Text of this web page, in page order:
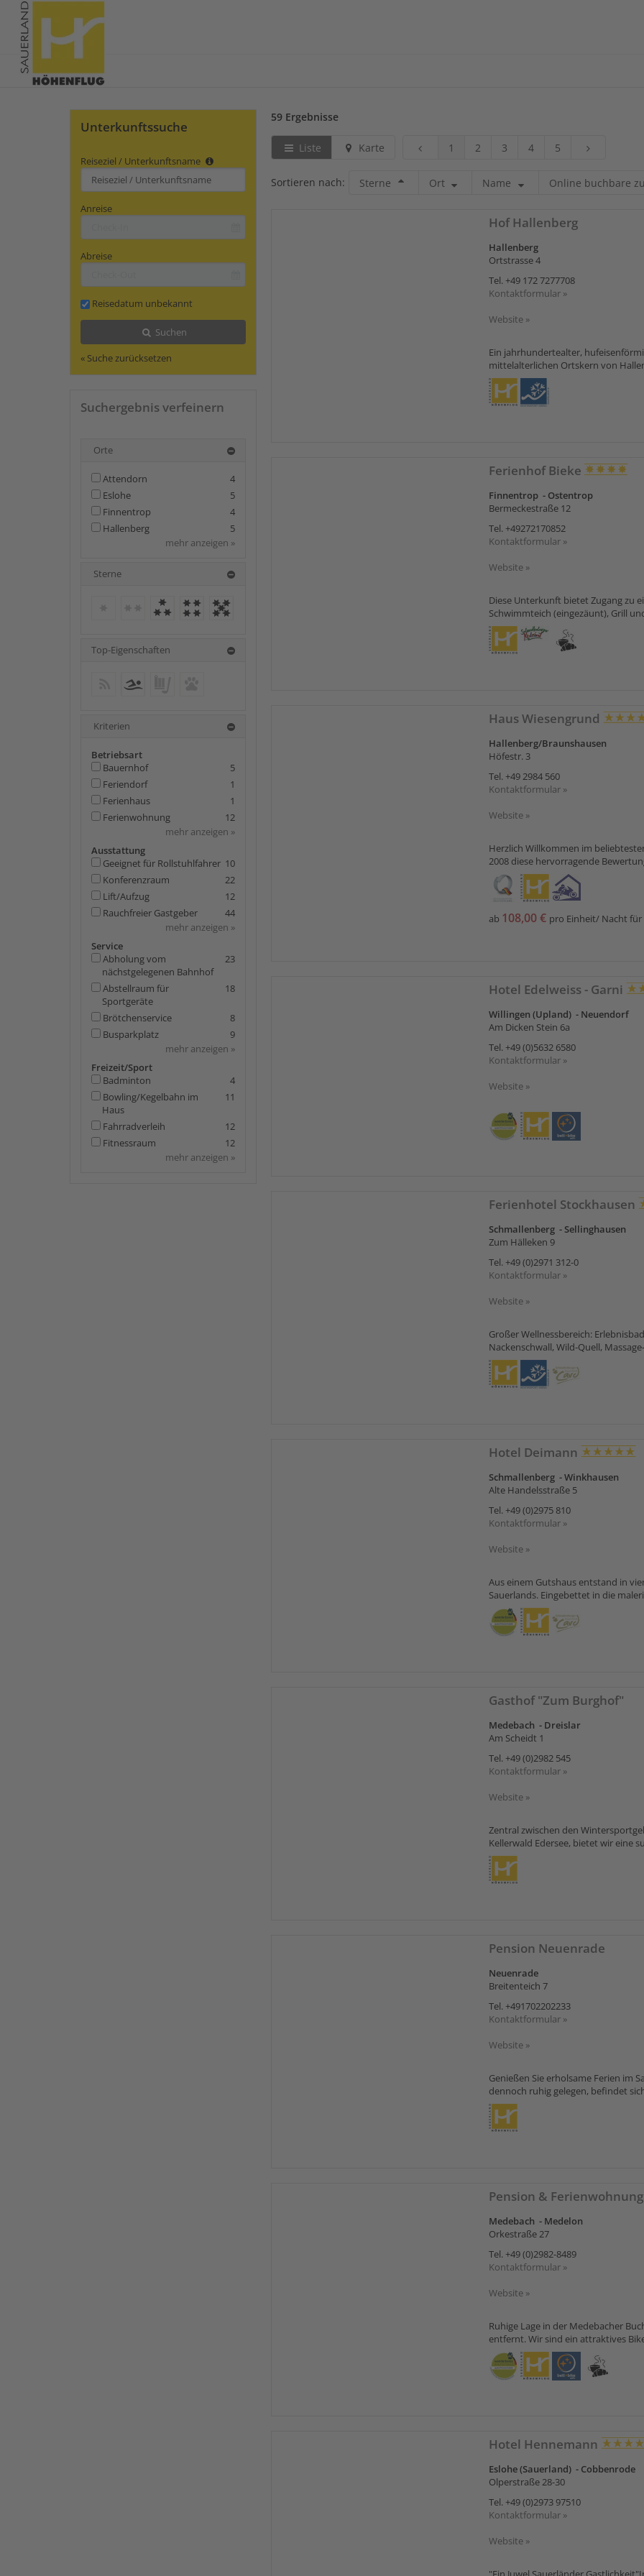
59 Ergebnisse
Liste Karte 1 2 3 4 5
Sortieren nach: Sterne Ort Name Online buchbare
Hof Hallenberg
Hallenberg
Ortstrasse 4
Tel. +49 172 7277708
Kontaktformular »
Website »
Ein jahrhundertealter,
mittelalterlichen Ortskern von
Ferienhof Bieke
Finnentrop - Ostentrop
Bermeckestraße 12
Tel. +49272170852
Kontaktformular »
Website »
Diese Unterkunft bietet Zugang zu
Schwimmteich (eingezäunt), Grill
Haus Wiesengrund
Hallenberg/Braunshausen
Höfestr. 3
Tel. +49 2984 560
Kontaktformular »
Website »
Herzlich Willkommen im
2008 diese hervorragende
ab 108,00 € pro Einheit/ Nacht für
Hotel Edelweiss - Garni
Willingen (Upland) - Neuendorf
Am Dicken Stein 6a
Tel. +49 (0)5632 6580
Kontaktformular »
Website »
Ferienhotel Stockhausen
Schmallenberg - Sellinghausen
Zum Hälleken 9
Tel. +49 (0)2971 312-0
Kontaktformular »
Website »
Großer Wellnessbereich:
Nackenschwall, Wild-Quell,
Hotel Deimann
Schmallenberg - Winkhausen
Alte Handelsstraße 5
Tel. +49 (0)2975 810
Kontaktformular »
Website »
Aus einem Gutshaus entstand in
Sauerlands. Eingebettet in die
Gasthof "Zum Burghof"
Medebach - Dreislar
Am Scheidt 1
Tel. +49 (0)2982 545
Kontaktformular »
Website »
Zentral zwischen den
Kellerwald Edersee, bietet wir eine
Pension Neuenrade
Neuenrade
Breitenteich 7
Tel. +491702202233
Kontaktformular »
Website »
Genießen Sie erholsame Ferien im
dennoch ruhig gelegen, befindet
Pension &
Medebach - Medelon
Orkestraße 27
Tel. +49 (0)2982-8489
Kontaktformular »
Website »
Ruhige Lage in der Medebacher
entfernt. Wir sind ein attraktives
Hotel Hennemann
Eslohe (Sauerland) - Cobbenrode
Olperstraße 28-30
Tel. +49 (0)2973 97510
Kontaktformular »
Website »
Unterkunftssuche
Reiseziel / Unterkunftsname
Anreise
Abreise
Reisedatum unbekannt
Suchen
« Suche zurücksetzen
Suchergebnis verfeinern
Orte
4
Attendorn
5
Eslohe
4
Finnentrop
5
Hallenberg
mehr anzeigen »
Sterne
keine weiteren Treffer
keine weiteren Treffer
3 Sterne 4 Sterne5 Sterne
Top-Eigenschaften
keine weiteren Treffer
Wellnessangebote
keine weiteren Treffer
Kriterien
Betriebsart
5
Bauernhof
1
Feriendorf
1
Ferienhaus
12
Ferienwohnung
mehr anzeigen »
Ausstattung
10
Geeignet für Rollstuhlfahrer
22
Konferenzraum
12
Lift/Aufzug
44
Rauchfreier Gastgeber
mehr anzeigen »
Service
23
Abholung vom
nächstgelegenen Bahnhof
18
Abstellraum für
Sportgeräte
8
Brötchenservice
9
Busparkplatz
mehr anzeigen »
Freizeit/Sport
4
Badminton
11
Bowling/Kegelbahn im
Haus
12
Fahrradverleih
12
Fitnessraum
mehr anzeigen »